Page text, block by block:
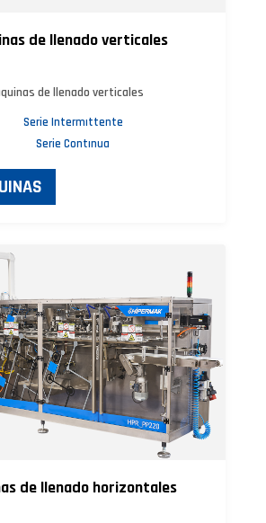
de llenado verticales
de llenado verticales
Serie Intermıttente
Serie Contınua
de llenado horizontales